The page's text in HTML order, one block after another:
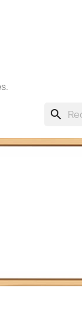
search